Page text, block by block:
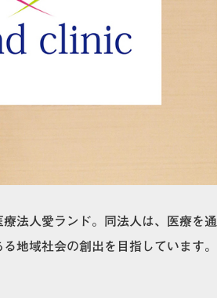
法人愛ランド。同法人は、医療を通
地域社会の創出を目指しています。